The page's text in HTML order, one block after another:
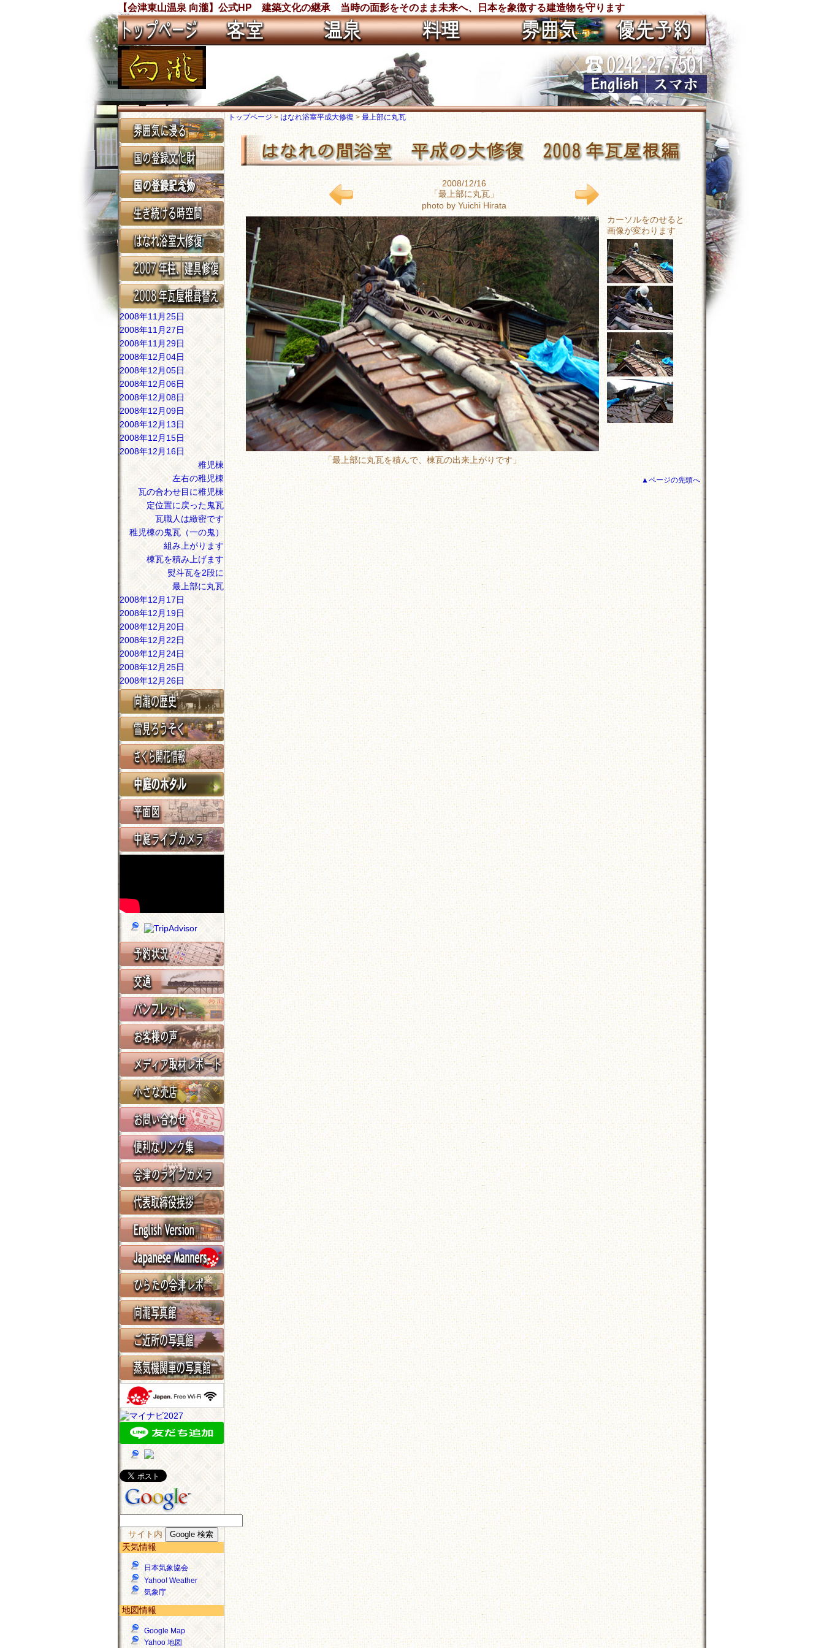
【会津東山温泉 向瀧】公式HP 建築文化の継承 当時の面影をそのまま未来へ、日本を象徴する建造物を守ります
2008年11月25日
2008年11月27日
2008年11月29日
2008年12月04日
2008年12月05日
2008年12月06日
2008年12月08日
2008年12月09日
2008年12月13日
2008年12月15日
2008年12月16日
稚児棟
左右の稚児棟
瓦の合わせ目に稚児棟
定位置に戻った鬼瓦
瓦職人は緻密です
稚児棟の鬼瓦（一の鬼）
組み上がります
棟瓦を積み上げます
熨斗瓦を2段に
最上部に丸瓦
2008年12月17日
2008年12月19日
2008年12月20日
2008年12月22日
2008年12月24日
2008年12月25日
2008年12月26日
サイト内
天気情報
日本気象協会
Yahoo! Weather
気象庁
地図情報
Google Map
Yahoo 地図
トップページ> はなれ浴室平成大修復> 最上部に丸瓦
2008/12/16
「最上部に丸瓦」
photo by Yuichi Hirata
「最上部に丸瓦を積んで、棟瓦の出来上がりです」
カーソルをのせると
画像が変わります
▲ページの先頭へ